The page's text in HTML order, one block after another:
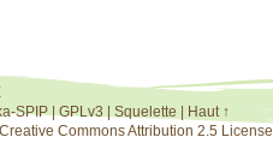
SPIP|GPLv3 Squelette
Haut ↑
Creative Commons Attribution 2.5 License